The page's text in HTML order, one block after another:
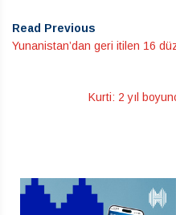
Read Previous
Yunanistan’dan geri itilen 16
Kurti: 2 yıl